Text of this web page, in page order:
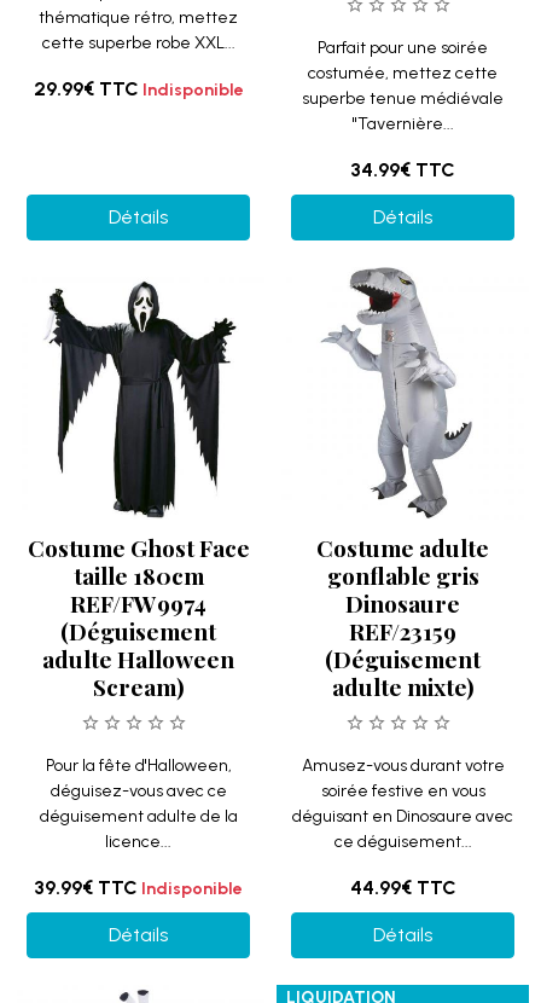
thématique rétro, mettez
cette superbe robe XXL...
29.99€ TTC Indisponible
Détails
Parfait pour une soirée
costumée, mettez cette
superbe tenue médiévale
"Tavernière...
34.99€ TTC
Détails
Costume Ghost Face
taille 180cm
REF/FW9974
(Déguisement
adulte Halloween
Scream)
Pour la fête d'Halloween,
déguisez-vous avec ce
déguisement adulte de la
licence...
39.99€ TTC Indisponible
Détails
Costume adulte
gonflable gris
Dinosaure
REF/23159
(Déguisement
adulte mixte)
Amusez-vous durant votre
soirée festive en vous
déguisant en Dinosaure avec
ce déguisement...
44.99€ TTC
Détails
LIQUIDATION